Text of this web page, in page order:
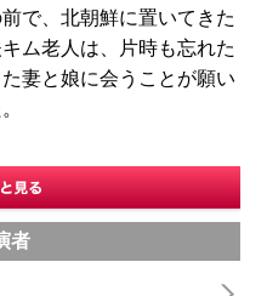
で、北朝鮮に置いてきた
ム老人は、片時も忘れた
妻と娘に会うことが願い
者